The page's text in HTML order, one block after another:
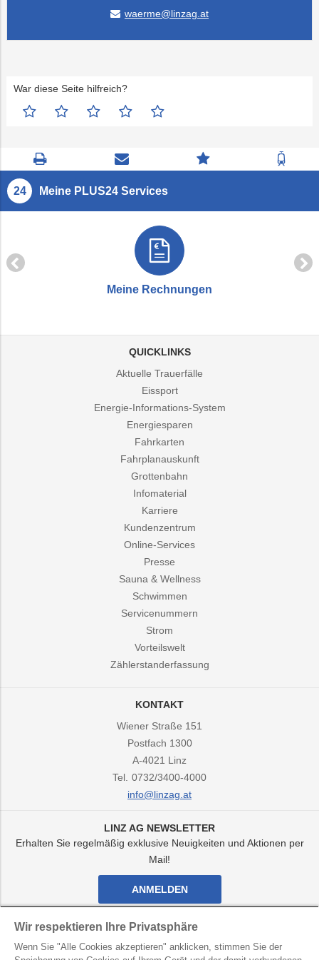
waerme@linzag.at
War diese Seite hilfreich?
Seite
drucken
Kontaktseite
öffnen
Zum
Feedback
Zur
Meine PLUS24 Services
Meine Rechnungen
QUICKLINKS
Aktuelle Trauerfälle
Eissport
Energie-Informations-System
Energiesparen
Fahrkarten
Fahrplanauskunft
Grottenbahn
Infomaterial
Karriere
Kundenzentrum
Online-Services
Presse
Sauna & Wellness
Schwimmen
Servicenummern
Strom
Vorteilswelt
Zählerstanderfassung
KONTAKT
Wiener Straße 151
Postfach 1300
A-4021 Linz
Tel. 0732/3400-4000
info@linzag.at
LINZ AG NEWSLETTER
Erhalten Sie regelmäßig exklusive Neuigkeiten und Aktionen per
Mail!
ANMELDEN
Facebook
von
Twitter
Kanal
von
Youtube
von
von
Wir respektieren Ihre Privatsphäre
Wenn Sie "Alle Cookies akzeptieren" anklicken, stimmen Sie der